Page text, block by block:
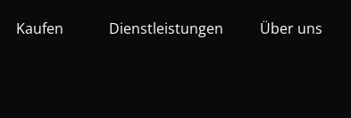
Kaufen Dienstleistungen Über uns